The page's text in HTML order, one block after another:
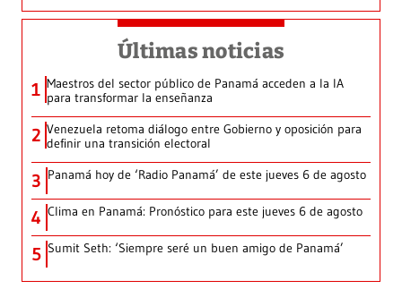
Últimas noticias
1 Maestros del sector público de Panamá acceden a la IA
para transformar la enseñanza
2 Venezuela retoma diálogo entre Gobierno y oposición para
definir una transición electoral
3 Panamá hoy de ‘Radio Panamá’ de este jueves 6 de agosto
4 Clima en Panamá: Pronóstico para este jueves 6 de agosto
5 Sumit Seth: ‘Siempre seré un buen amigo de Panamá’